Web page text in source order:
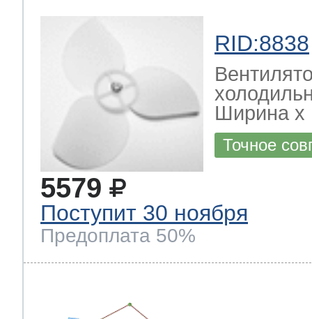
RID:8838
Ширина х
Точное
5579
Поступит 30 ноября
Предоплата 50%